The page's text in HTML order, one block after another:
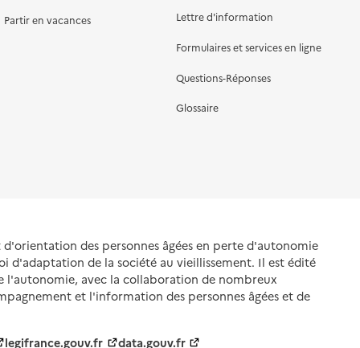
Partir en vacances Lettre d'information
Formulaires et services en ligne
Questions-Réponses
Glossaire
des personnes âgées en perte d'autonomie
d'adaptation de la société au vieillissement. Il est édité
l'autonomie, avec la collaboration de nombreux
et l'information des personnes âgées et de
legifrance.gouv.fr data.gouv.fr